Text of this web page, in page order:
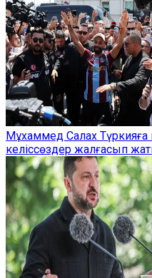
Мұхаммед Салах Түркияға
келіссөздер жалғасып